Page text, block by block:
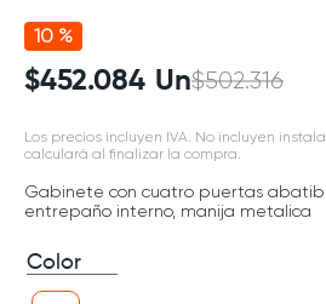
10 %
$452.084 Un$502.316
Los precios incluyen IVA. No incluyen
calculará al finalizar la compra.
Gabinete con cuatro puertas
entrepaño interno, manija metalica
Color